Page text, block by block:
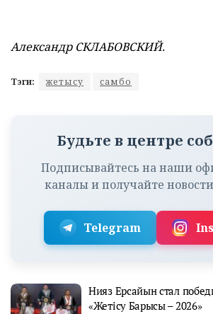
Александр СКЛАБОВСКИЙ.
Тэги: жетысу самбо
Будьте в центре
Подписывайтесь на наши
каналы и получайте
Telegram
Нияз Ерсайын стал
«Жетісу Барысы – 2026»